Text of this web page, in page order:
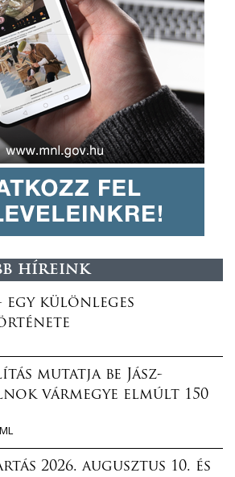
híreink
egy különleges
mutatja be Jász-
vármegye elmúlt 150
2026. augusztus 10. és